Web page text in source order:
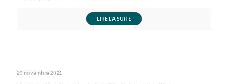
LIRE LA SUITE
29 novembre 2021